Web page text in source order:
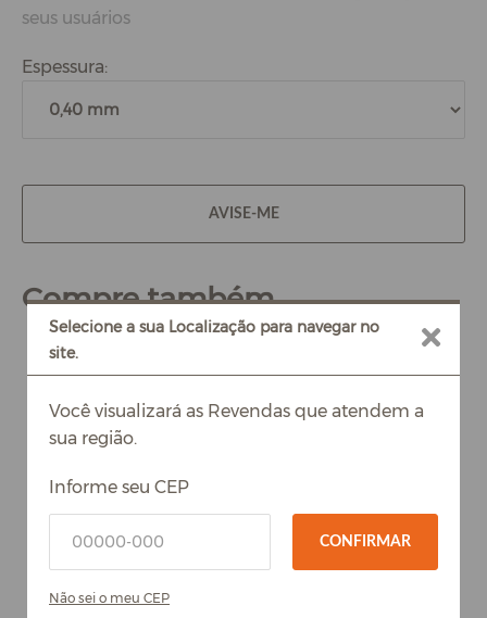
seus usuários
Espessura:
AVISE-ME
Compre também
Você visualizará as Revendas que atendem a
sua região.
Informe seu CEP
CONFIRMAR
Não sei o meu CEP
Selecione a sua Localização para navegar no
site.